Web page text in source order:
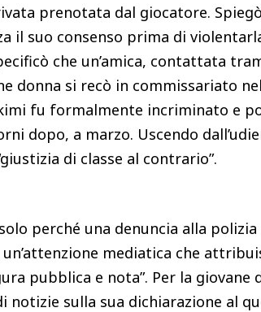
prenotata dal giocatore.
il suo consenso prima di
che un’amica, contattata
donna si recò in commissariato
fu formalmente incriminato e
dopo, a marzo. Uscendo
di classe al contrario”.
perché una denuncia alla
mediatica che
pubblica e nota”. Per la giovane
sulla sua dichiarazione al